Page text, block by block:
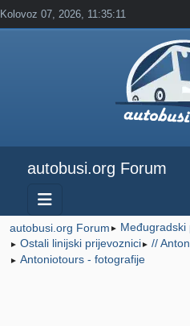
Kolovoz 07, 2026, 11:35:11
autobusi.org Forum
autobusi.org Forum ► Međugradski
► Ostali linijski prijevoznici► //
► Antoniotours - fotografije